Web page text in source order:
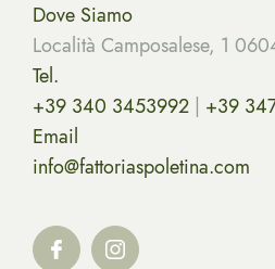
Dove Siamo
Località Camposalese, 1
Tel.
+39 340 3453992
+39
Email
info@fattoriaspoletina.com